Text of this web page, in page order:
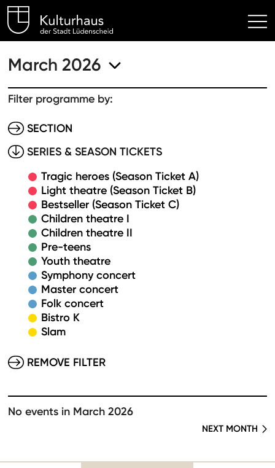
Kulturhaus Lüdenscheid
March 2026
Filter programme by:
SECTION
SERIES & SEASON TICKETS
Tragic heroes (Season Ticket A)
Light theatre (Season Ticket B)
Bestseller (Season Ticket C)
Children theatre I
Children theatre II
Pre-teens
Youth theatre
Symphony concert
Master concert
Folk concert
Bistro K
Slam
REMOVE FILTER
No events in March 2026
NEXT MONTH